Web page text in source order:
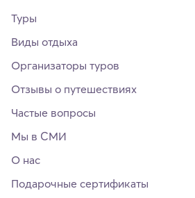
Туры
Виды отдыха
Организаторы туров
Отзывы о путешествиях
Частые вопросы
Мы в СМИ
О нас
Подарочные сертификаты